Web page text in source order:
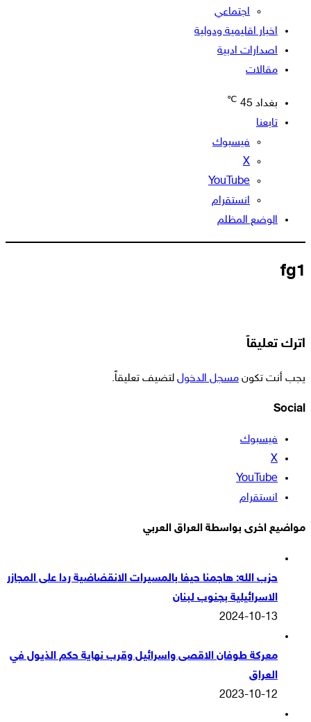
اجتماعي
اخبار اقليمية ودولية
اصدارات ادبية
مقالات
بغداد 45
℃
تابعنا
فيسبوك
‫X
‫YouTube
انستقرام
الوضع المظلم
fg1
اترك تعليقاً
يجب أنت تكون مسجل الدخول لتضيف تعليقاً.
Social
فيسبوك
‫X
‫YouTube
انستقرام
مواضيع اخرى بواسطة العراق العربي
حزب الله: هاجمنا حيفا بالمسيرات الانقضاضية ردا على المجازر
الاسرائيلية بجنوب لبنان
2024-10-13
معركة طوفان الاقصى واسرائيل وقرب نهاية حكم الذيول في
العراق
2023-10-12